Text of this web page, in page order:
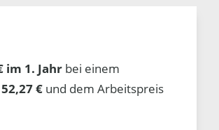
im 1. Jahr bei einem
€ und dem Arbeitspreis